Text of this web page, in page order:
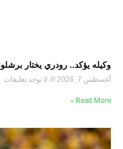
وكيله يؤكد.. رودري يختار
أغسطس 7, 2026 لا توجد تعليقات
Read More »